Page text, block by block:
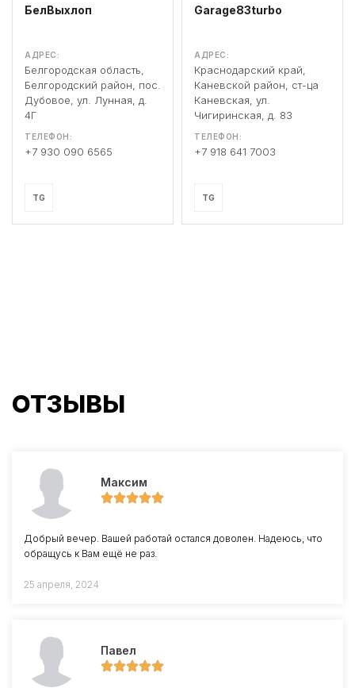
БелВыхлоп
АДРЕС:
Белгородская область,
Белгородский район, пос.
Дубовое, ул. Лунная, д.
4Г
ТЕЛЕФОН:
+7 930 090 6565
TG
Garage83turbo
АДРЕС:
Краснодарский край,
Каневской район, ст-ца
Каневская, ул.
Чигиринская, д. 83
ТЕЛЕФОН:
+7 918 641 7003
TG
ОТЗЫВЫ
Максим
Добрый вечер. Вашей работай остался доволен. Надеюсь, что
обращусь к Вам ещё не раз.
25 апреля, 2024
Павел